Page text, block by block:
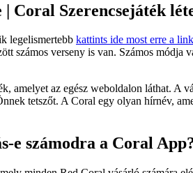
Coral Szerencsejáték
legelismertebb kattints ide most erre a
számos verseny is van. Számos
amelyet az egész weboldalon láthat. A
tetszőt. A Coral egy olyan hírnév,
e számodra a Coral